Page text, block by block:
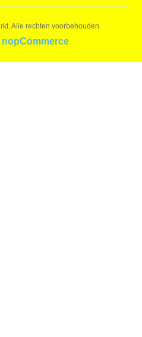
Alle rechten voorbehouden
nopCommerce